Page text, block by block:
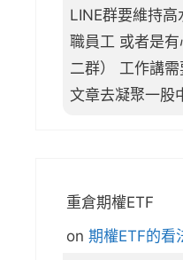
LINE群要維持
職員工 或者是
二群） 工作講
文章去凝聚一股
重倉期權ETF
on 期權ETF的看